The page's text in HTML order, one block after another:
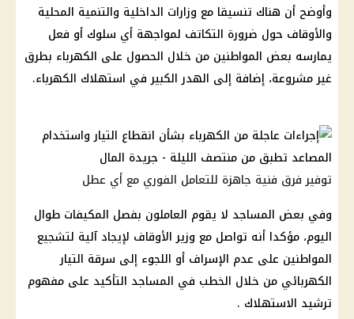
وأوضح أن هناك تنسيقا مع وزارات الداخلية والتنمية المحلية
والأوقاف حول ضرورة التكاتف لمواجهة أي سلوك أو فعل
يمارسه بعض المواطنين من خلال الحصول على الكهرباء بطرق
غير مشروعة، إضافة إلى الهدر الكبير في استهلاك الكهرباء.
توفير فرق فنية جاهزة للتعامل الفوري مع أي عطل
وفي بعض المساجد لا يقوم العاملون بفصل المكيفات طوال
اليوم، مؤكدا أنه تواصل مع وزير الأوقاف لإيجاد آلية لتشجيع
المواطنين على عدم الإسراف أو اللجوء إلى سرقة التيار
الكهربائي من خلال الخطب في المساجد التأكيد على مفهوم
ترشيد الاستهلاك .